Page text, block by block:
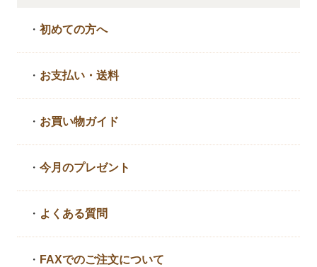
・初めての方へ
・ お支払い・送料
・ お買い物ガイド
・今月のプレゼント
・ よくある質問
・ FAXでのご注文について